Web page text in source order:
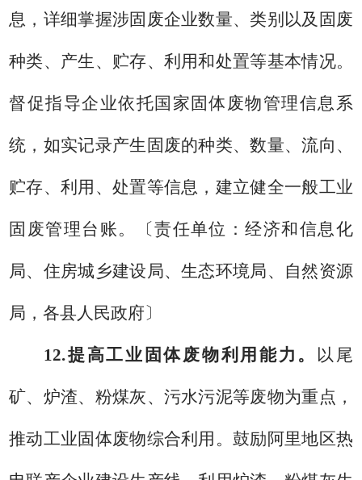
息，详细掌握涉固废企业数量、类别以及固废
种类、产生、贮存、利用和处置等基本情况。
督促指导企业依托国家 固体废物管理信息系
统，如实记录产生固废的种类、数量、流向、
贮存、利用、处置等信息，建立健全一般工业
固废管理台账。 〔责任单位：经济和信息化
局、住房城乡建设局、生态环境局、自然资源
局，各县人民政府〕
12.提高工业固体废物利用能力 。 以 尾
矿、炉渣、 粉煤灰、 污水污泥等废物为重点，
推动工业固体废物综合利用 。鼓励阿里地区热